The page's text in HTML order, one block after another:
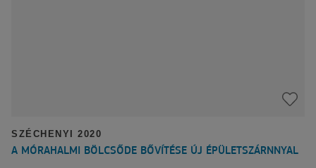
SZÉCHENYI 2020
A MÓRAHALMI BÖLCSŐDE BŐVÍTÉSE ÚJ ÉPÜLETSZÁRNNYAL